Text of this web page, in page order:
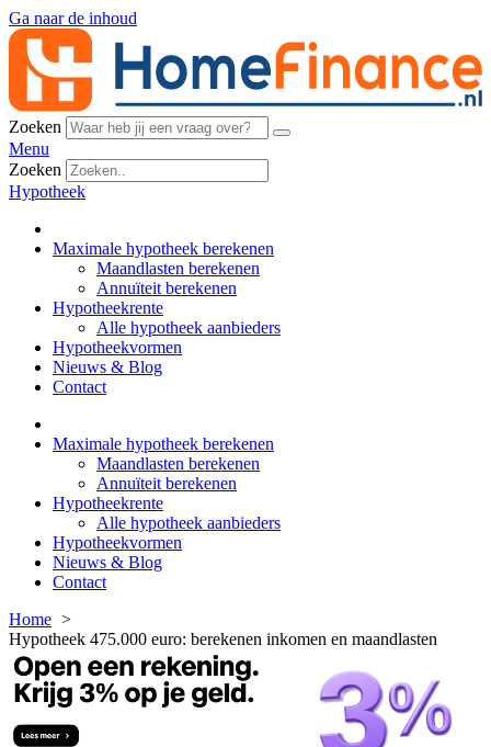
Ga naar de inhoud
Zoeken
Menu
Zoeken
Hypotheek
Maximale hypotheek berekenen
Maandlasten berekenen
Annuïteit berekenen
Hypotheekrente
Alle hypotheek aanbieders
Hypotheekvormen
Nieuws & Blog
Contact
Maximale hypotheek berekenen
Maandlasten berekenen
Annuïteit berekenen
Hypotheekrente
Alle hypotheek aanbieders
Hypotheekvormen
Nieuws & Blog
Contact
Home
Hypotheek 475.000 euro: berekenen inkomen en maandlasten